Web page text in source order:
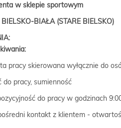
w sklepie sportowym
BIAŁA (STARE BIELSKO)​
pracy skierowana wyłącznie do
do pracy, sumienność
do pracy w godzinach
kontakt z klientem -